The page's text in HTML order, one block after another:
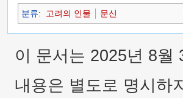
분류: 고려의 인물 문신
이 문서는 2025년 8월
내용은 별도로 명시하